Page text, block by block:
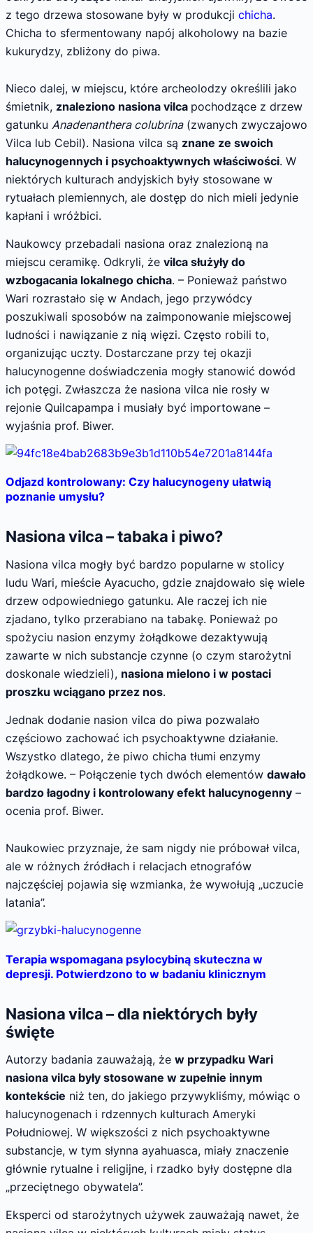
z tego drzewa stosowane były w produkcji chicha.
Chicha to sfermentowany napój alkoholowy na bazie
kukurydzy, zbliżony do piwa.
Nieco dalej, w miejscu, które archeolodzy określili jako
śmietnik, znaleziono nasiona vilca pochodzące z drzew
gatunku Anadenanthera colubrina(zwanych zwyczajowo
Vilca lub Cebil). Nasiona vilca są znane ze swoich
halucynogennych i psychoaktywnych właściwości. W
niektórych kulturach andyjskich były stosowane w
rytuałach plemiennych, ale dostęp do nich mieli jedynie
kapłani i wróżbici.
Naukowcy przebadali nasiona oraz znalezioną na
miejscu ceramikę. Odkryli, że vilca służyły do
wzbogacania lokalnego chicha. – Ponieważ państwo
Wari rozrastało się w Andach, jego przywódcy
poszukiwali sposobów na zaimponowanie miejscowej
ludności i nawiązanie z nią więzi. Często robili to,
organizując uczty. Dostarczane przy tej okazji
halucynogenne doświadczenia mogły stanowić dowód
ich potęgi. Zwłaszcza że nasiona vilca nie rosły w
rejonie Quilcapampa i musiały być importowane –
wyjaśnia prof. Biwer.
Odjazd kontrolowany: Czy halucynogeny ułatwią
poznanie umysłu?
Nasiona vilca – tabaka i piwo?
Nasiona vilca mogły być bardzo popularne w stolicy
ludu Wari, mieście Ayacucho, gdzie znajdowało się wiele
drzew odpowiedniego gatunku. Ale raczej ich nie
zjadano, tylko przerabiano na tabakę. Ponieważ po
spożyciu nasion enzymy żołądkowe dezaktywują
zawarte w nich substancje czynne (o czym starożytni
doskonale wiedzieli), nasiona mielono i w postaci
proszku wciągano przez nos.
Jednak dodanie nasion vilca do piwa pozwalało
częściowo zachować ich psychoaktywne działanie.
Wszystko dlatego, że piwo chicha tłumi enzymy
żołądkowe. – Połączenie tych dwóch elementów dawało
bardzo łagodny i kontrolowany efekt halucynogenny –
ocenia prof. Biwer.
Naukowiec przyznaje, że sam nigdy nie próbował vilca,
ale w różnych źródłach i relacjach etnografów
najczęściej pojawia się wzmianka, że wywołują „uczucie
latania”.
Terapia wspomagana psylocybiną skuteczna w
depresji. Potwierdzono to w badaniu klinicznym
Nasiona vilca – dla niektórych były
święte
Autorzy badania zauważają, że w przypadku Wari
nasiona vilca były stosowane w zupełnie innym
kontekście niż ten, do jakiego przywykliśmy, mówiąc o
halucynogenach i rdzennych kulturach Ameryki
Południowej. W większości z nich psychoaktywne
substancje, w tym słynna ayahuasca, miały znaczenie
głównie rytualne i religijne, i rzadko były dostępne dla
„przeciętnego obywatela”.
Eksperci od starożytnych używek zauważają nawet, że